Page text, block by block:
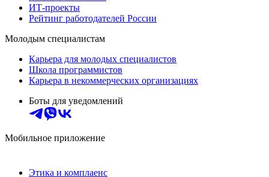
ИТ-проекты
Рейтинг работодателей России
Молодым специалистам
Карьера для молодых специалистов
Школа программистов
Карьера в некоммерческих организациях
Боты для уведомлений
Мобильное приложение
Этика и комплаенс